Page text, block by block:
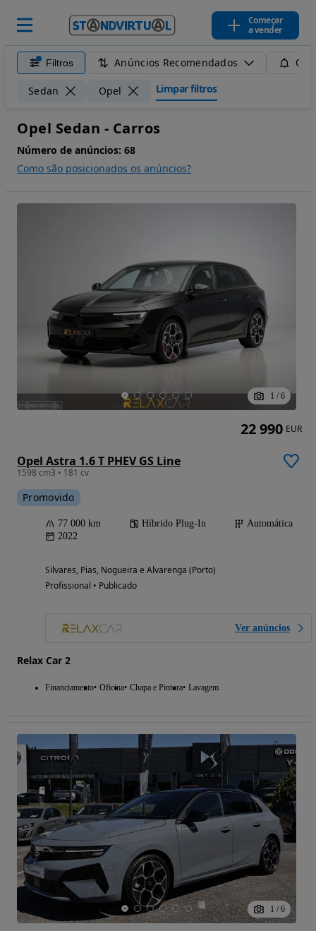
Começar
a vender
Filtros Anúncios Recomendados
Sedan Opel Limpar filtros
Opel Sedan - Carros
Número de anúncios: 68
Como são posicionados os anúncios?
1 / 6
Opel Astra 1.6 T PHEV GS Line
1598 cm3 • 181 cv
Promovido
77 000 km Híbrido Plug-In
Automática
2022
Silvares, Pias, Nogueira e Alvarenga (Porto)
Profissional • Publicado
Ver anúncios
Relax Car 2
Financiamento Oficina Chapa e Pintura Lavagem
22 990 EUR
1 / 6